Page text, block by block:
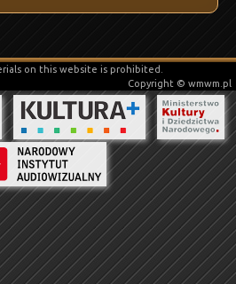
on this website is prohibited.
Copyright © wmwm.pl